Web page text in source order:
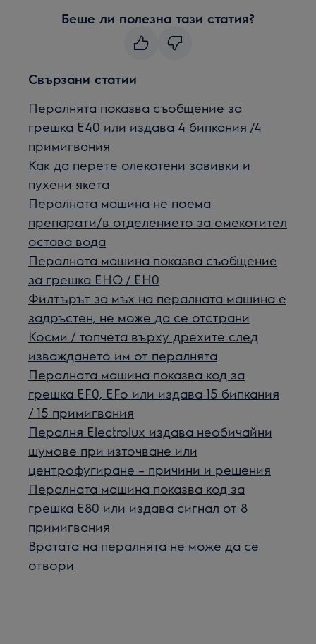
Беше ли полезна тази статия?
Свързани статии
Пералнята показва съобщение за
грешка Е40 или издава 4 бипкания /4
примигвания
Как да перетe олекотени завивки и
пухени якета
Пералната машина не поема
препарати/в отделението за омекотител
остава вода
Пералната машина показва съобщение
за грешка EHO / EH0
Филтърът за мъх на пералната машина е
задръстен, не може да се отстрани
Косми / топчета върху дрехите след
изваждането им от пералнята
Пералната машина показва код за
грешка EF0, EFo или издава 15 бипкания
/ 15 примигвания
Пералня Electrolux издава необичайни
шумове при източване или
центрофугиране – причини и решения
Пералната машина показва код за
грешка Е80 или издава сигнал от 8
примигвания
Вратата на пералнята не може да се
отвори